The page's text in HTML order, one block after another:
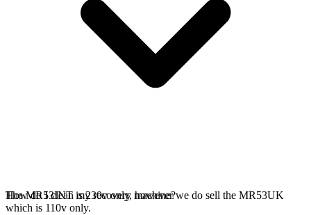
The MR53INT is 230v only, however we do sell the MR53UK
which is 110v only.
How do I clean my recovery machine?